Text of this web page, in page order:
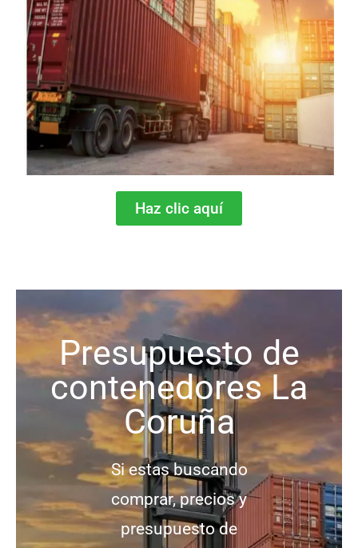
Haz clic aquí
Presupuesto de
contenedores La
Coruña
Si estas buscando
comprar, precios y
presupuesto de